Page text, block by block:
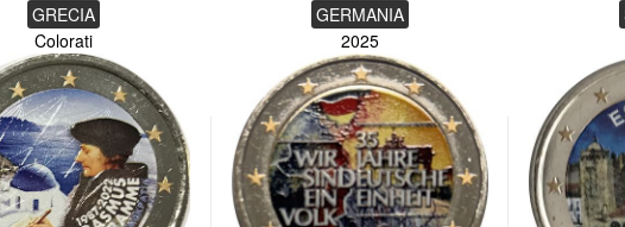
GRECIA
Colorati
GERMANIA
2025